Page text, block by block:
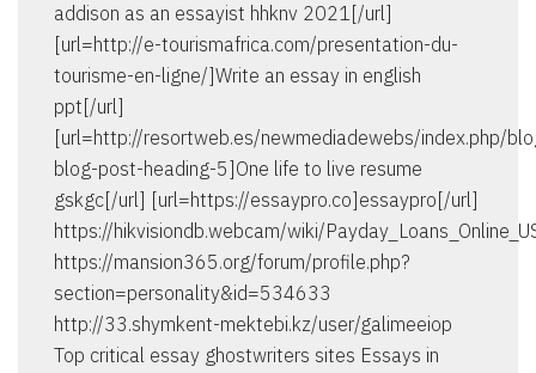
addison as an essayist hhknv 2021[/url]
[url=http://e-tourismafrica.com/presentation-du-
tourisme-en-ligne/]Write an essay in english
ppt[/url]
[url=http://resortweb.es/newmediadewebs/index.php/
blog-post-heading-5]One life to live resume
gskgc[/url] [url=https://essaypro.co]essaypro[/url]
https://hikvisiondb.webcam/wiki/
https://mansion365.org/forum/profile.php?
section=personality&id=534633
http://33.shymkent-mektebi.kz/user/galimeeiop
Top critical essay ghostwriters sites Essays in